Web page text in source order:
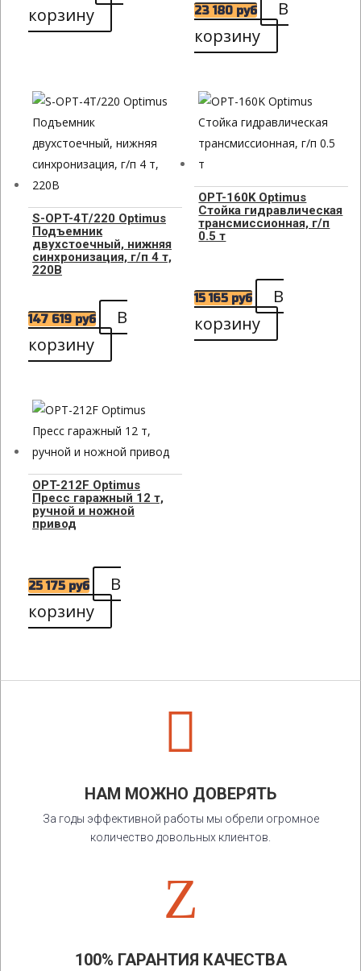
корзину
23 180 руб
В
корзину
S-OPT-4T/220 Optimus
Подъемник
двухстоечный, нижняя
синхронизация, г/п 4 т,
220В
147 619 руб
В
корзину
OPT-160K Optimus
Стойка гидравлическая
трансмиссионная, г/п
0.5 т
15 165 руб
В
корзину
OPT-212F Optimus
Пресс гаражный 12 т,
ручной и ножной
привод
25 175 руб
В
корзину

НАМ МОЖНО ДОВЕРЯТЬ
За годы эффективной работы мы обрели огромное
количество довольных клиентов.
Z
100% ГАРАНТИЯ КАЧЕСТВА